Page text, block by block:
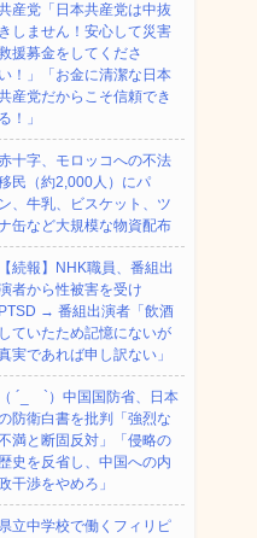
産党「日本共産党は中抜
きしません！安心して災害
援募金をしてくださ
い！」「お金に清潔な日本
産党だからこそ信頼でき
る！」
十字、モロッコへの不法
民（約2,000人）にパ
ン、牛乳、ビスケット、ツ
缶など大規模な物資配布
【続報】NHK職員、番組出
者から性被害を受け
PTSD → 番組出演者「飲酒
していたため記憶にないが
実であれば申し訳ない」
（ ´_ゝ`）中国国防省、日本
防衛白書を批判「強烈な
満と断固反対」「侵略の
史を反省し、中国への内
干渉をやめろ」
県立中学校で働くフィリピ